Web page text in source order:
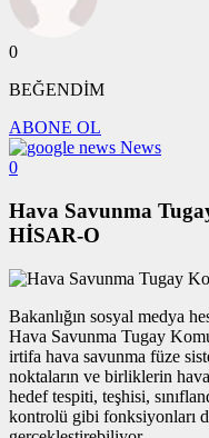
0
BEĞENDİM
ABONE OL
News
0
Hava Savunma
HİSAR-O
Bakanlığın sosyal medya
Hava Savunma Tugay
irtifa hava savunma füze
noktaların ve birliklerin
hedef tespiti, teşhisi,
kontrolü gibi fonksiyonları